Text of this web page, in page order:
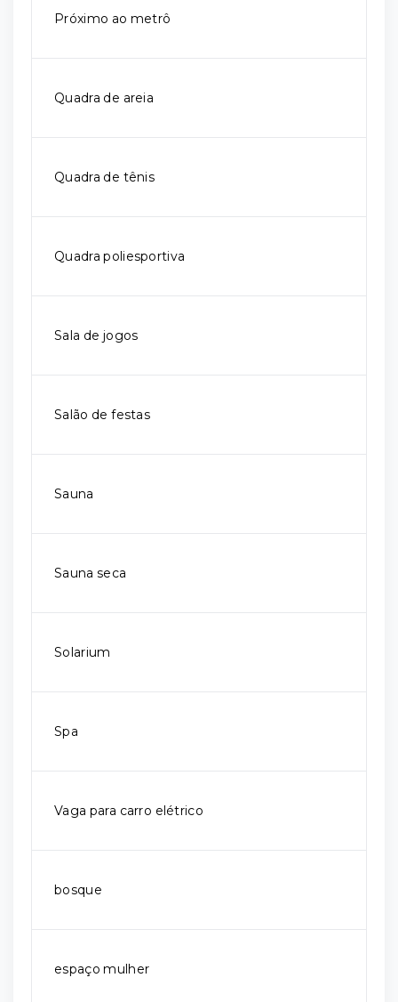
Próximo ao metrô
Quadra de areia
Quadra de tênis
Quadra poliesportiva
Sala de jogos
Salão de festas
Sauna
Sauna seca
Solarium
Spa
Vaga para carro elétrico
bosque
espaço mulher